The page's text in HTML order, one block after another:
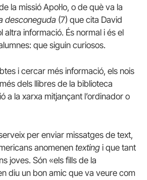
la missió Apol·lo, o de què va la
desconeguda (7) que cita David
altra informació. És normal i és el
que siguin curiosos.
i cercar més informació, els nois
dels llibres de la biblioteca
a la xarxa mitjançant l’ordinador o
per enviar missatges de text,
anomenen texting i que tant
joves. Són «els fills de la
diu un bon amic que va veure com